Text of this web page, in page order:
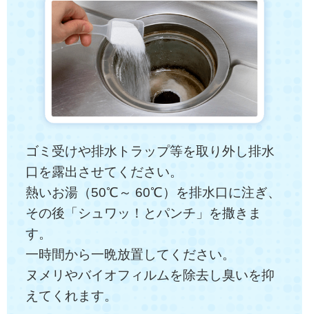
ゴミ受けや排水トラップ等を取り外し排水
口を露出させてください。
熱いお湯（50℃～ 60℃）を排水口に注ぎ、
その後「シュワッ！とパンチ」を撒きま
す。
一時間から一晩放置してください。
ヌメリやバイオフィルムを除去し臭いを抑
えてくれます。